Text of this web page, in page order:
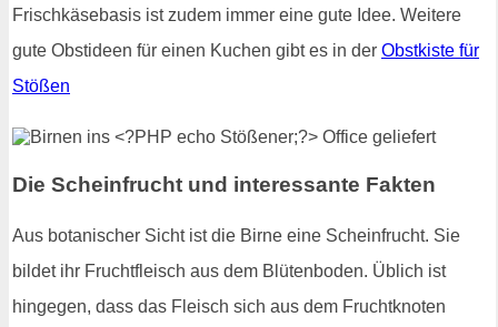
Frischkäsebasis ist zudem immer eine gute Idee. Weitere
gute Obstideen für einen Kuchen gibt es in der Obstkiste für
Stößen
Die Scheinfrucht und interessante Fakten
Aus botanischer Sicht ist die Birne eine Scheinfrucht. Sie
bildet ihr Fruchtfleisch aus dem Blütenboden. Üblich ist
hingegen, dass das Fleisch sich aus dem Fruchtknoten